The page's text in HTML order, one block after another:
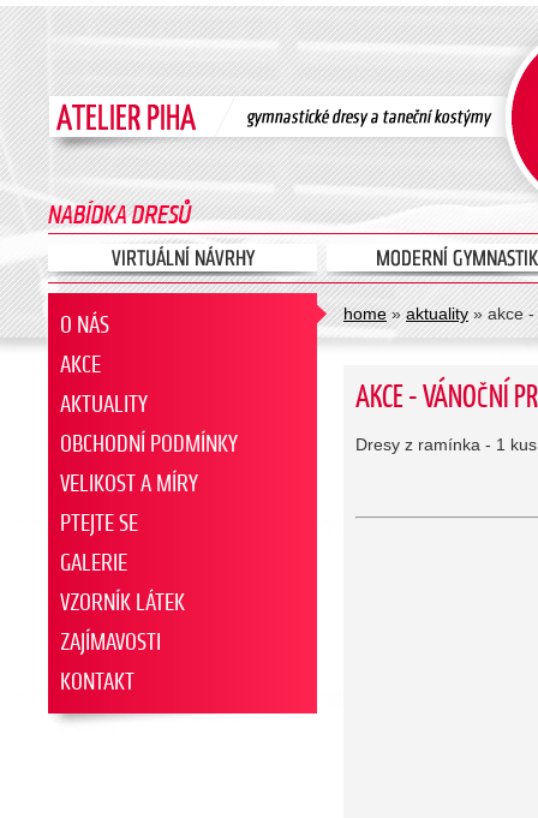
O NÁS
AKCE
AKTUALITY
OBCHODNÍ PODMÍNKY
VELIKOST A MÍRY
PTEJTE SE
GALERIE
VZORNÍK LÁTEK
ZAJÍMAVOSTI
KONTAKT
home»aktuality» akce -
AKCE - VÁNOČNÍ
Dresy z ramínka - 1